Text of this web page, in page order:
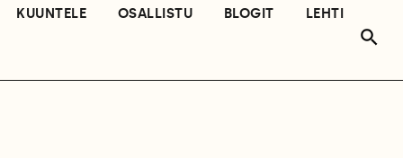
KUUNTELE OSALLISTU BLOGIT LEHTI